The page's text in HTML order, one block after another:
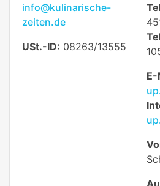
info@kulinarische-
zeiten.de
USt.-ID: 08263/13555
E-